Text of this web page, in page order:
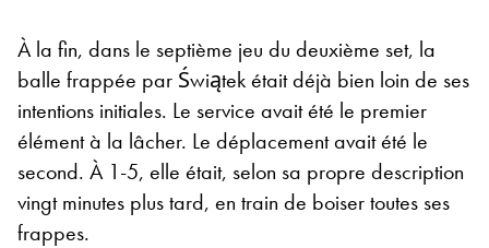
À la fin, dans le septième jeu du deuxième set, la
balle frappée par Świątek était déjà bien loin de ses
intentions initiales. Le service avait été le premier
élément à la lâcher. Le déplacement avait été le
second. À 1-5, elle était, selon sa propre description
vingt minutes plus tard, en train de boiser toutes ses
frappes.